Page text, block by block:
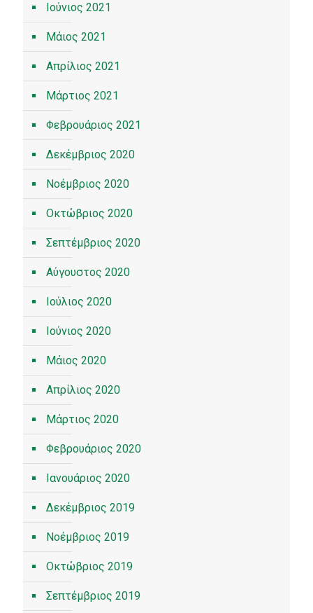
Ιούνιος 2021
Μάιος 2021
Απρίλιος 2021
Μάρτιος 2021
Φεβρουάριος 2021
Δεκέμβριος 2020
Νοέμβριος 2020
Οκτώβριος 2020
Σεπτέμβριος 2020
Αύγουστος 2020
Ιούλιος 2020
Ιούνιος 2020
Μάιος 2020
Απρίλιος 2020
Μάρτιος 2020
Φεβρουάριος 2020
Ιανουάριος 2020
Δεκέμβριος 2019
Νοέμβριος 2019
Οκτώβριος 2019
Σεπτέμβριος 2019